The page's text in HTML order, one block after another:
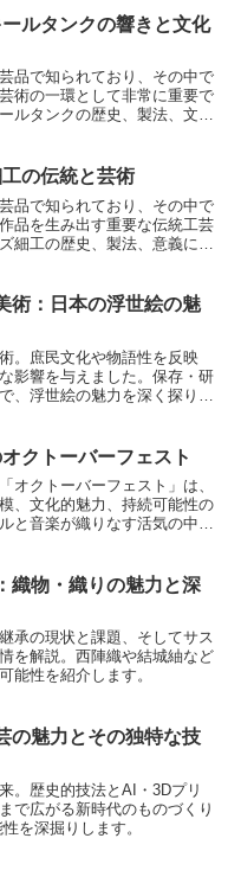
ルタンクの響きと文化
品で知られており、その中で
術の一環として非常に重要で
ルタンクの歴史、製法、文化
の伝統と芸術
品で知られており、その中で
品を生み出す重要な伝統工芸
細工の歴史、製法、意義につ
術：日本の浮世絵の魅
。庶民文化や物語性を反映
影響を与えました。保存・研
、浮世絵の魅力を深く探りま
クトーバーフェスト
オクトーバーフェスト」は、
、文化的魅力、持続可能性の
と音楽が織りなす活気の中
織物・織りの魅力と深
承の現状と課題、そしてサス
を解説。西陣織や結城紬など
能性を紹介します。
の魅力とその独特な技
。歴史的技法とAI・3Dプリ
で広がる新時代のものづくり
を深掘りします。